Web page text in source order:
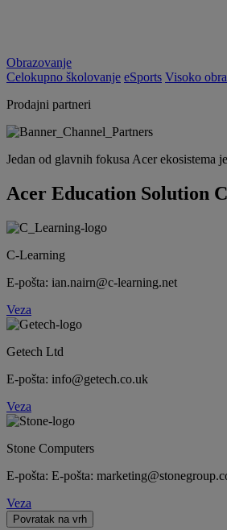
Obrazovanje
Celokupno školovanje eSports Visoko
Prodajni partneri
Jedan od glavnih fokusa Acer ekosistema
Acer Education Solution
C-Learning
E-pošta: ian.nairn@c-learning.net
Veza
Getech Ltd
E-pošta: info@getech.co.uk
Veza
Stone Computers
E-pošta: E-pošta:
Veza
Povratak na vrh